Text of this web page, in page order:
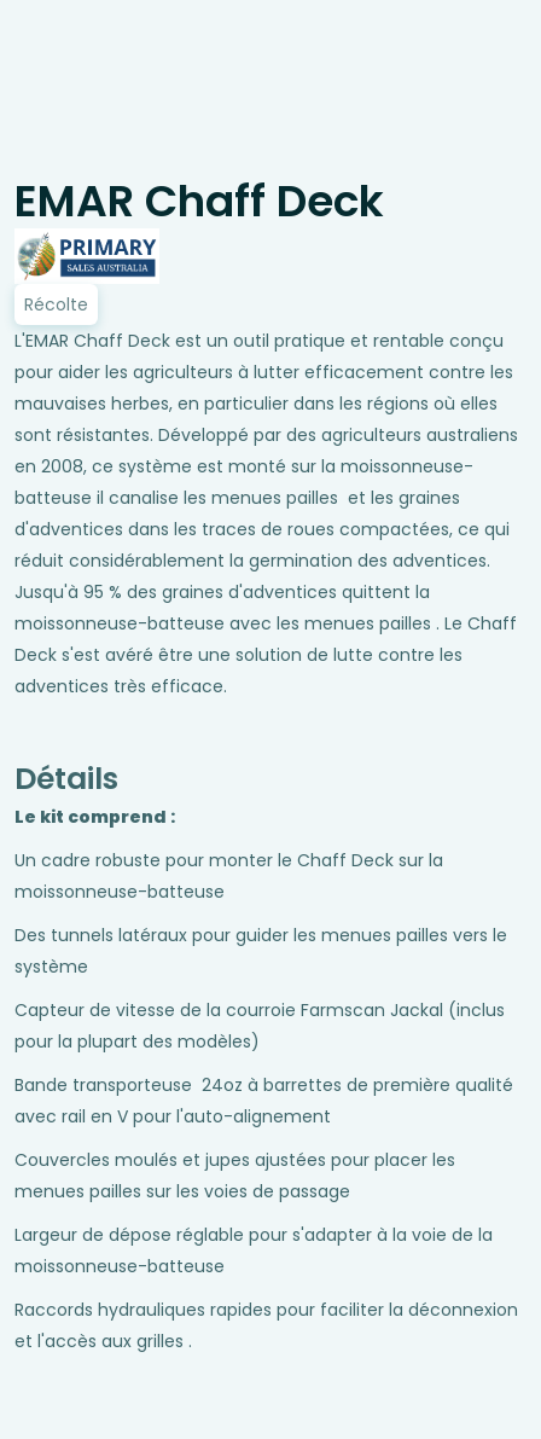
EMAR Chaff Deck
Récolte
L'EMAR Chaff Deck est un outil pratique et rentable conçu
pour aider les agriculteurs à lutter efficacement contre les
mauvaises herbes, en particulier dans les régions où elles
sont résistantes. Développé par des agriculteurs australiens
en 2008, ce système est monté sur la moissonneuse-
batteuse il canalise les menues pailles et les graines
d'adventices dans les traces de roues compactées, ce qui
réduit considérablement la germination des adventices.
Jusqu'à 95 % des graines d'adventices quittent la
moissonneuse-batteuse avec les menues pailles . Le Chaff
Deck s'est avéré être une solution de lutte contre les
adventices très efficace.
Détails
Le kit comprend :
Un cadre robuste pour monter le Chaff Deck sur la
moissonneuse-batteuse
Des tunnels latéraux pour guider les menues pailles vers le
système
Capteur de vitesse de la courroie Farmscan Jackal (inclus
pour la plupart des modèles)
Bande transporteuse 24oz à barrettes de première qualité
avec rail en V pour l'auto-alignement
Couvercles moulés et jupes ajustées pour placer les
menues pailles sur les voies de passage
Largeur de dépose réglable pour s'adapter à la voie de la
moissonneuse-batteuse
Raccords hydrauliques rapides pour faciliter la déconnexion
et l'accès aux grilles .